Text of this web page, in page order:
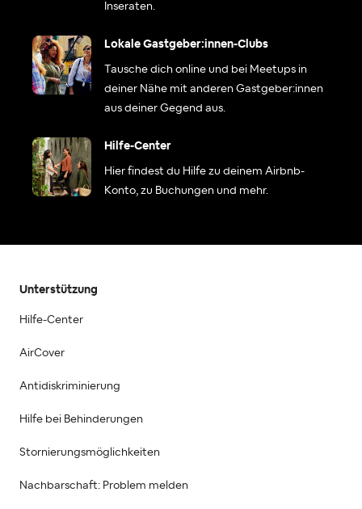
Inseraten.
Lokale Gastgeber:innen-Clubs
Tausche dich online und bei Meetups in
deiner Nähe mit anderen Gastgeber:innen
aus deiner Gegend aus.
Hilfe-Center
Hier findest du Hilfe zu deinem Airbnb-
Konto, zu Buchungen und mehr.
Unterstützung
Hilfe-Center
AirCover
Antidiskriminierung
Hilfe bei Behinderungen
Stornierungsmöglichkeiten
Nachbarschaft: Problem melden